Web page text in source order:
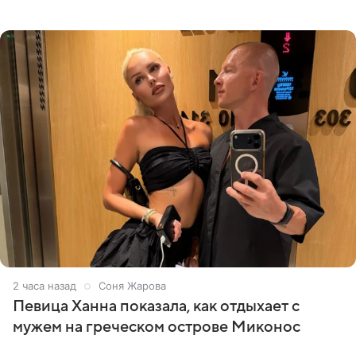
2 часа назад Соня Жарова
Певица Ханна показала, как отдыхает с
мужем на греческом острове Миконос